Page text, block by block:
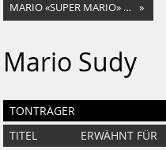
MARIO «SUPER MARIO» SCHWARZ »
Mario Sudy
TONTRÄGER
TITEL ERWÄHNT FÜR